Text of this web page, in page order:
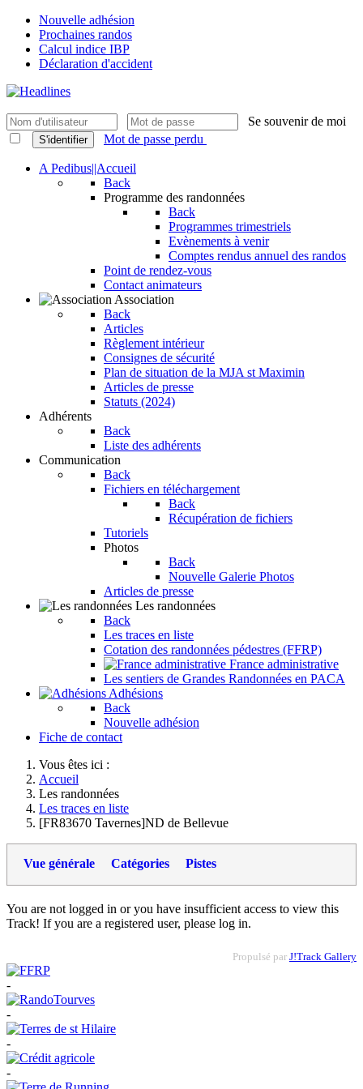
Nouvelle adhésion
Prochaines randos
Calcul indice IBP
Déclaration d'accident
Se souvenir de moi
S'identifier Mot de passe perdu
A Pedibus||Accueil
Back
Programme des randonnées
Back
Programmes trimestriels
Evènements à venir
Comptes rendus annuel des randos
Point de rendez-vous
Contact animateurs
Association
Back
Articles
Règlement intérieur
Consignes de sécurité
Plan de situation de la MJA st Maximin
Articles de presse
Statuts (2024)
Adhérents
Back
Liste des adhérents
Communication
Back
Fichiers en téléchargement
Back
Récupération de fichiers
Tutoriels
Photos
Back
Nouvelle Galerie Photos
Articles de presse
Les randonnées
Back
Les traces en liste
Cotation des randonnées pédestres (FFRP)
France administrative
Les sentiers de Grandes Randonnées en PACA
Adhésions
Back
Nouvelle adhésion
Fiche de contact
Vous êtes ici :
Accueil
Les randonnées
Les traces en liste
[FR83670 Tavernes]ND de Bellevue
Vue générale Catégories Pistes
You are not logged in or you have insufficient access to view this
Track! If you are a registered user, please log in.
Propulsé par J!Track Gallery
-
-
-
-